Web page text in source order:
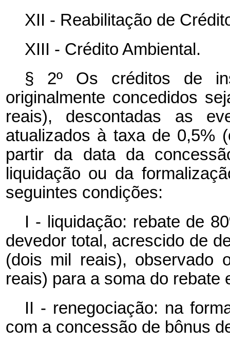
XII - Reabilitação de
XIII - Crédito Ambiental.
§ 2º Os créditos de
originalmente concedidos
reais), descontadas as
atualizados à taxa de 0,5%
partir da data da
liquidação ou da
seguintes condições:
I - liquidação: rebate de
devedor total, acrescido de
(dois mil reais), observado
reais) para a soma do rebate
II - renegociação: na
com a concessão de bônus